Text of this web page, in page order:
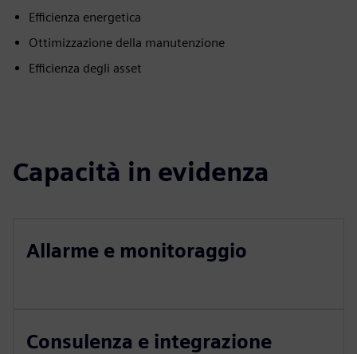
Efficienza energetica
Ottimizzazione della manutenzione
Efficienza degli asset
Capacità in evidenza
Allarme e monitoraggio
Consulenza e integrazione